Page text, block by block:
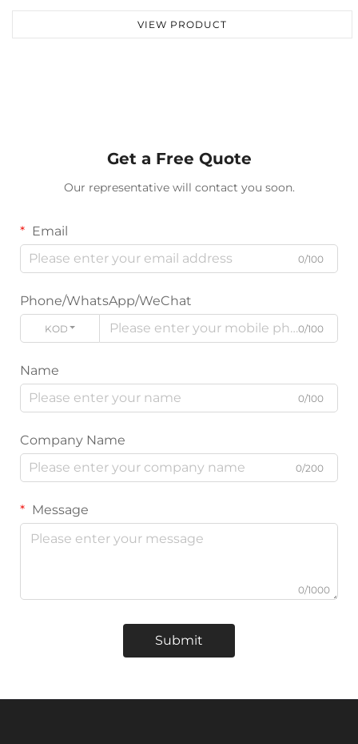
VIEW PRODUCT
Get a Free Quote
Our representative will contact you soon.
Email
0/100
Phone/WhatsApp/WeChat
KOD 0/100
Name
0/100
Company Name
0/200
Message
0/1000
Submit